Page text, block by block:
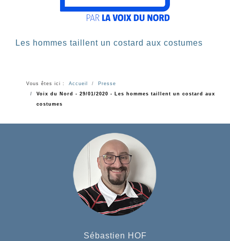
Les hommes taillent un costard aux costumes
Vous êtes ici : Accueil
Presse
Voix du Nord - 29/01/2020 - Les hommes taillent un costard aux
costumes
Sébastien HOF